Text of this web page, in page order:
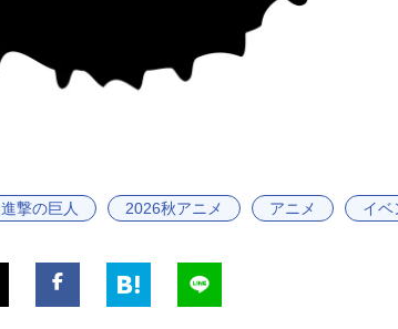
進撃の巨人 2026秋アニメ アニメ イベ
高橋美紀のおんぷの気持ち
radio 大